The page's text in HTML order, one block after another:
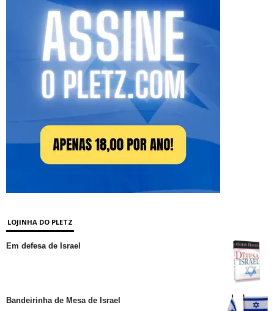
LOJINHA DO PLETZ
Em defesa de Israel
Bandeirinha de Mesa de Israel